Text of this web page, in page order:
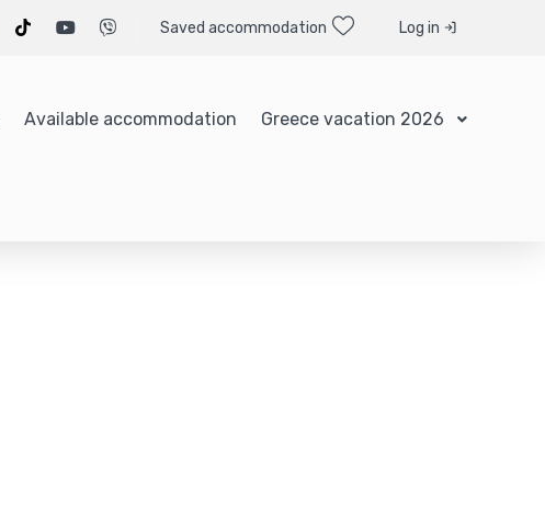
Saved accommodation Log in
Available accommodation Greece vacation 2026